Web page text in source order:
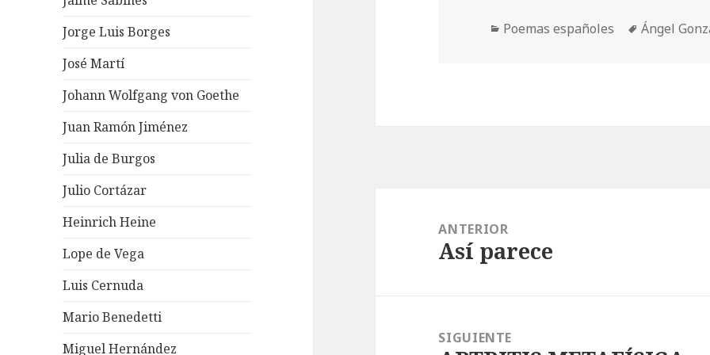
Jorge Luis Borges
José Martí
Johann Wolfgang von Goethe
Juan Ramón Jiménez
Julia de Burgos
Julio Cortázar
Heinrich Heine
Lope de Vega
Luis Cernuda
Mario Benedetti
Miguel Hernández
Categorías
Poemas españoles Etiquetas
Ángel
entradas
ANTERIOR
Entrada
Así parece
SIGUIENTE